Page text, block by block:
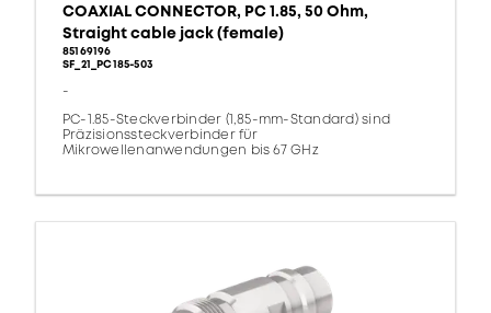
COAXIAL CONNECTOR, PC 1.85, 50 Ohm,
Straight cable jack (female)
85169196
SF_21_PC185-503
-
PC-1.85-Steckverbinder (1,85-mm-Standard) sind
Präzisionssteckverbinder für
Mikrowellenanwendungen bis 67 GHz